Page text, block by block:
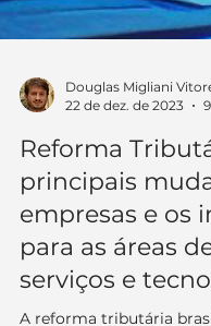
22 de dez. de 2023
Reforma
principais
empresas e os
para as áreas
serviços e